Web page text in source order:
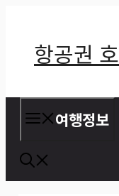
건
항공권
여행정보